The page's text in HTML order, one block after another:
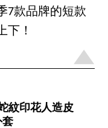
7款品牌的短款
下！
紋印花人造皮
套